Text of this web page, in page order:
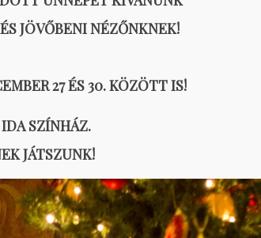
JÖVŐBENI NÉZŐNKNEK!
27 ÉS 30. KÖZÖTT IS!
SZÍNHÁZ.
JÁTSZUNK!